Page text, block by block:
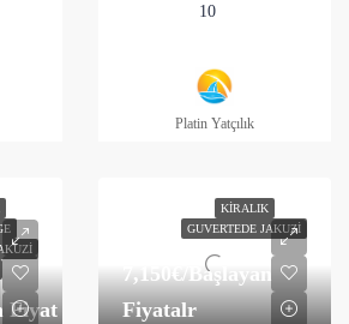
10
Platin Yatçılık
Fiyat
KIRALIK
GUVERTEDE JAKUZI
7,150€/Başlayan
Fiyatalr